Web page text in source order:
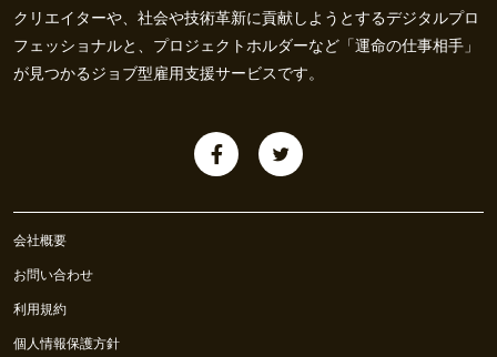
クリエイターや、社会や技術革新に貢献しようとするデジタルプロ
フェッショナルと、プロジェクトホルダーなど「運命の仕事相手」
が見つかるジョブ型雇用支援サービスです。
会社概要
お問い合わせ
利用規約
個人情報保護方針